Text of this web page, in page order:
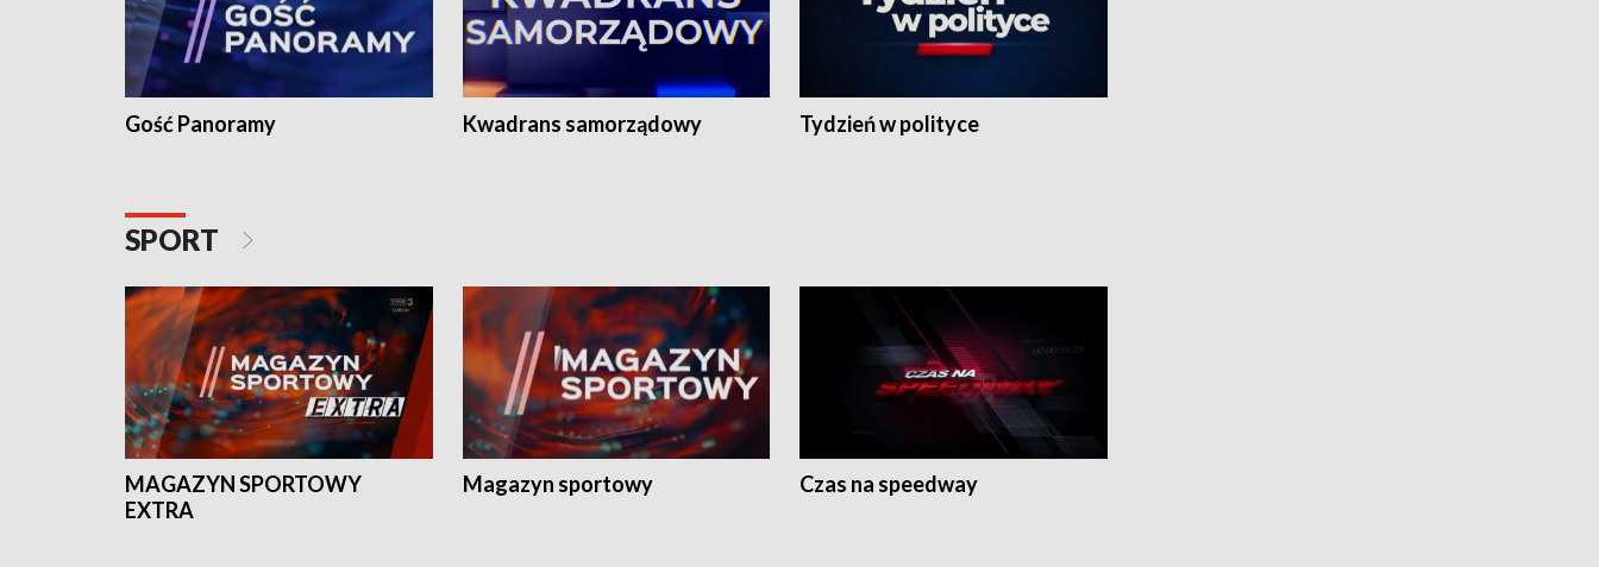
Gość Panoramy Kwadrans samorządowy Tydzień w polityce
SPORT
MAGAZYN SPORTOWY
EXTRA
Magazyn sportowy Czas na speedway